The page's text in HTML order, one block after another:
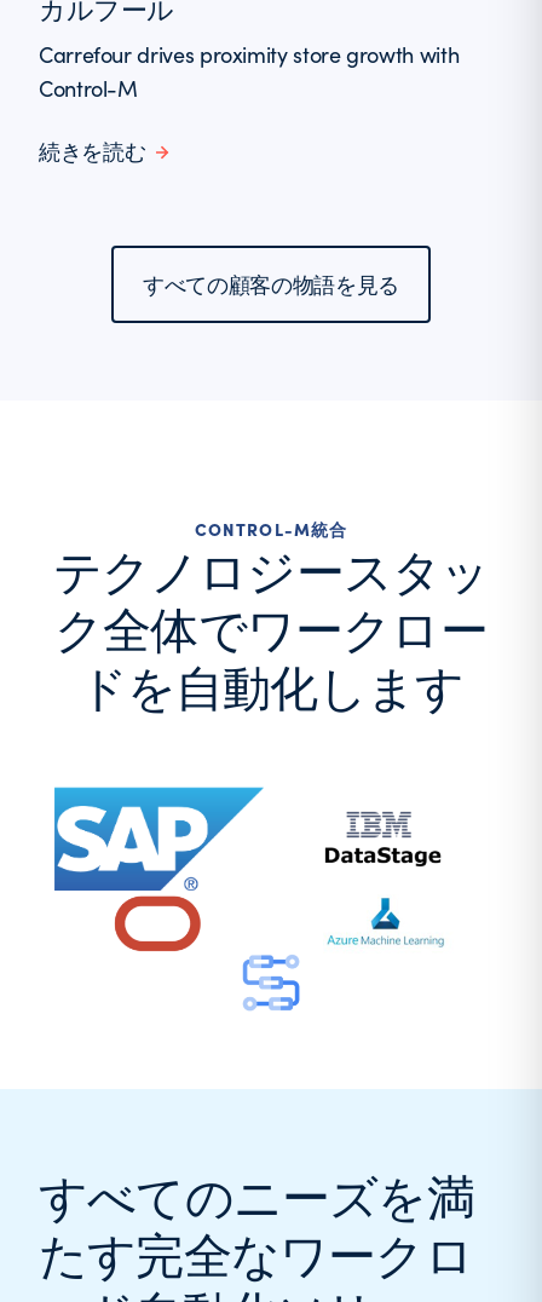
カルフール
Carrefour drives proximity store growth with
Control-M
続きを読む
すべての顧客の物語を見る
CONTROL-M統合
テクノロジースタッ
ク全体でワークロー
ドを自動化します
すべてのニーズを満
たす完全なワークロ